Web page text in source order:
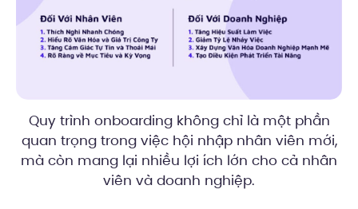
Quy trình onboarding không chỉ là một phần
quan trọng trong việc hội nhập nhân viên mới,
mà còn mang lại nhiều lợi ích lớn cho cả nhân
viên và doanh nghiệp.